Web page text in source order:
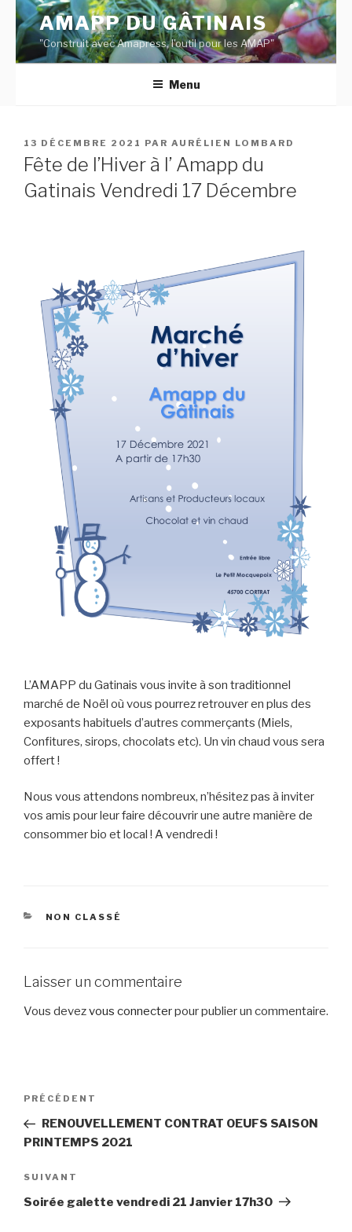
Aller
contenu
principal
AMAPP DU GÂTINAIS
"Construit avec Amapress, l'outil pour les AMAP"
Menu
PUBLIÉ
LE
13 DÉCEMBRE 2021 PAR AURÉLIEN LOMBARD
Fête de l’Hiver à l’ Amapp du
Gatinais Vendredi 17 Décembre
L’AMAPP du Gatinais vous invite à son traditionnel
marché de Noël où vous pourrez retrouver en plus des
exposants habituels d’autres commerçants (Miels,
Confitures, sirops, chocolats etc). Un vin chaud vous sera
offert !
Nous vous attendons nombreux, n’hésitez pas à inviter
vos amis pour leur faire découvrir une autre manière de
consommer bio et local ! A vendredi !
CATÉGORIES
NON CLASSÉ
Laisser un commentaire
Vous devezvous connecterpour publier un commentaire.
Navigation
l’article
Article
précédent
PRÉCÉDENT
RENOUVELLEMENT CONTRAT OEUFS SAISON
PRINTEMPS 2021
Article
suivant
SUIVANT
Soirée galette vendredi 21 Janvier 17h30